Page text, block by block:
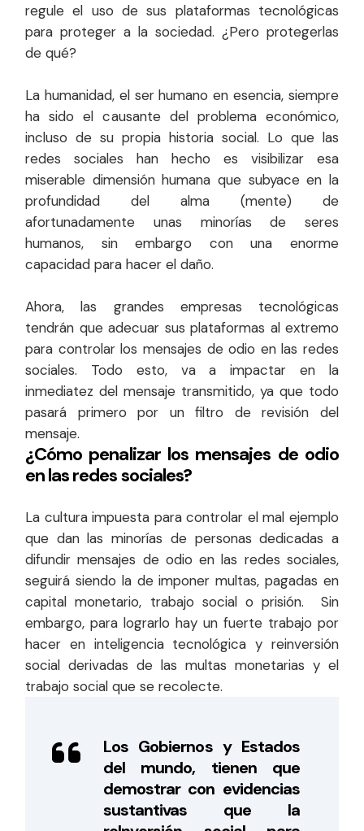
regule el uso de sus plataformas tecnológicas
para proteger a la sociedad. ¿Pero protegerlas
de qué?
La humanidad, el ser humano en esencia, siempre
ha sido el causante del problema económico,
incluso de su propia historia social. Lo que las
redes sociales han hecho es visibilizar esa
miserable dimensión humana que subyace en la
profundidad del alma (mente) de
afortunadamente unas minorías de seres
humanos, sin embargo con una enorme
capacidad para hacer el daño.
Ahora, las grandes empresas tecnológicas
tendrán que adecuar sus plataformas al extremo
para controlar los mensajes de odio en las redes
sociales. Todo esto, va a impactar en la
inmediatez del mensaje transmitido, ya que todo
pasará primero por un filtro de revisión del
mensaje.
¿Cómo penalizar los mensajes de odio
en las redes sociales?
La cultura impuesta para controlar el mal ejemplo
que dan las minorías de personas dedicadas a
difundir mensajes de odio en las redes sociales,
seguirá siendo la de imponer multas, pagadas en
capital monetario, trabajo social o prisión. Sin
embargo, para lograrlo hay un fuerte trabajo por
hacer en inteligencia tecnológica y reinversión
social derivadas de las multas monetarias y el
trabajo social que se recolecte.
Los Gobiernos y Estados
del mundo, tienen que
demostrar con evidencias
sustantivas que la